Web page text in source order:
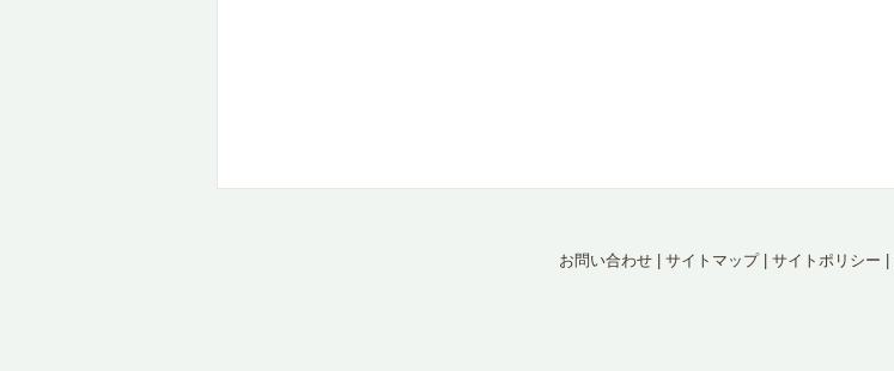
お問い合わせ サイトマップ| サイトポリシー